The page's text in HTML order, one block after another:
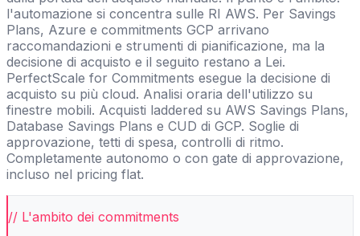
l'automazione si concentra sulle RI AWS. Per Savings
Plans, Azure e commitments GCP arrivano
raccomandazioni e strumenti di pianificazione, ma la
decisione di acquisto e il seguito restano a Lei.
PerfectScale for Commitments esegue la decisione di
acquisto su più cloud. Analisi oraria dell'utilizzo su
finestre mobili. Acquisti laddered su AWS Savings Plans,
Database Savings Plans e CUD di GCP. Soglie di
approvazione, tetti di spesa, controlli di ritmo.
Completamente autonomo o con gate di approvazione,
incluso nel pricing flat.
// L'ambito dei commitments